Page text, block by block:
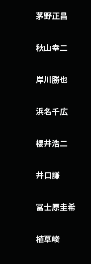
茅野正昌
秋山幸二
岸川勝也
浜名千広
櫻井浩二
井口謙
冨士原圭希
植草峻